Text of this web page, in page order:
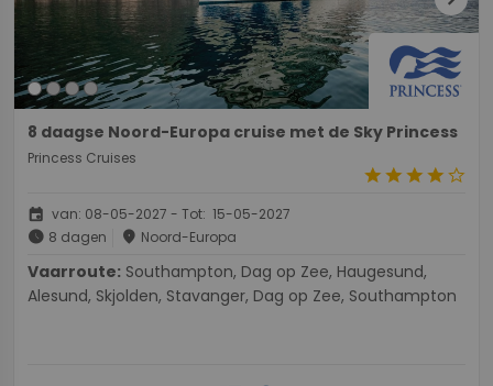
8 daagse Noord-Europa cruise met de Sky Princess
Princess Cruises
starstarstarstarstar_border
event van: 08-05-2027 - Tot: 15-05-2027
schedule 8 dagen place Noord-Europa
Vaarroute:
Alesund, Skjolden, Stavanger, Dag op Zee, Southampton